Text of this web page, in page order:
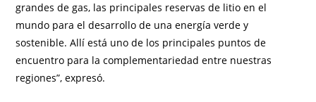
grandes de gas, las principales reservas de litio en el
mundo para el desarrollo de una energía verde y
sostenible. Allí está uno de los principales puntos de
encuentro para la complementariedad entre nuestras
regiones”, expresó.